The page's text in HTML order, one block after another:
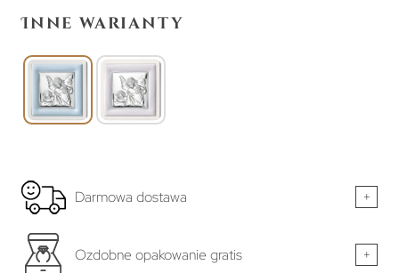
Inne warianty
Darmowa dostawa +
Ozdobne opakowanie gratis +